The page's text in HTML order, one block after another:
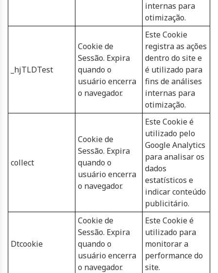
internas para
otimização.
_hjTLDTest
Cookie de
Sessão. Expira
quando o
usuário encerra
o navegador.
Este Cookie
registra as ações
dentro do site e
é utilizado para
fins de análises
internas para
otimização.
collect
Cookie de
Sessão. Expira
quando o
usuário encerra
o navegador.
Este Cookie é
utilizado pelo
Google Analytics
para analisar os
dados
estatísticos e
indicar conteúdo
publicitário.
Dtcookie
Cookie de
Sessão. Expira
quando o
usuário encerra
o navegador.
Este Cookie é
utilizado para
monitorar a
performance do
site.